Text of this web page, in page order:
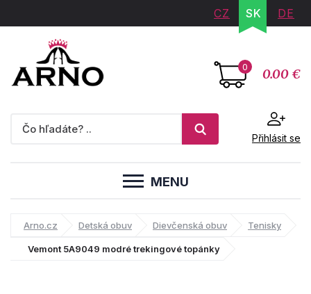
CZ SK DE
0 0.00 €
Přihlásit se
MENU
Arno.cz Detská obuv Dievčenská obuv Tenisky
Vemont 5A9049 modré trekingové topánky